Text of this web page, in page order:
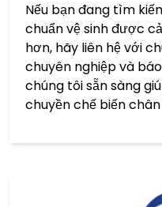
Nếu bạn đang tìm
chuẩn vệ sinh được
hơn, hãy liên hệ với
chuyên nghiệp và
chúng tôi sẵn sàng
chuyền chế biến